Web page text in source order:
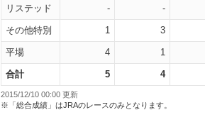
リステッド - -
その他特別 1 3
平場 4 1
合計 5 4
2015/12/10 00:00 更新
※「総合成績」はJRAのレースのみとなります。